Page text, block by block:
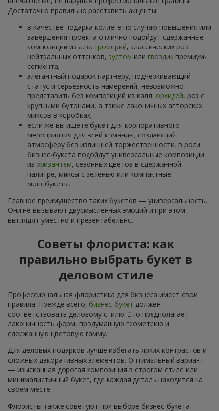
Достаточно правильно расставить акценты:
в качестве подарка коллеге по случаю повышения или
завершения проекта отлично подойдут сдержанные
композиции из альстромерий, классических роз
нейтральных оттенков, эустом или гвоздик премиум-
сегмента;
элегантный подарок партнёру, подчёркивающий
статус и серьёзность намерений, невозможно
представить без композиций из калл, орхидей, роз с
крупными бутонами, а также лаконичных авторских
миксов в коробках;
если же вы ищете букет для корпоративного
мероприятия для всей команды, создающий
атмосферу без излишней торжественности, в роли
бизнес-букета подойдут универсальные композиции
из хризантем, сезонных цветов в сдержанной
палитре, миксы с зеленью или компактные
монобукеты.
Главное преимущество таких букетов — универсальность.
Они не вызывают двусмысленных эмоций и при этом
выглядят уместно и презентабельно.
Советы флориста: как
правильно выбрать букет в
деловом стиле
Профессиональная флористика для бизнеса имеет свои
правила. Прежде всего, бизнес-букет должен
соответствовать деловому стилю. Это предполагает
лаконичность форм, продуманную геометрию и
сдержанную цветовую гамму.
Для деловых подарков лучше избегать ярких контрастов и
сложных декоративных элементов. Оптимальный вариант
— изысканная дорогая композиция в строгом стиле или
минималистичный букет, где каждая деталь находится на
своём месте.
Флористы также советуют при выборе бизнес-букета